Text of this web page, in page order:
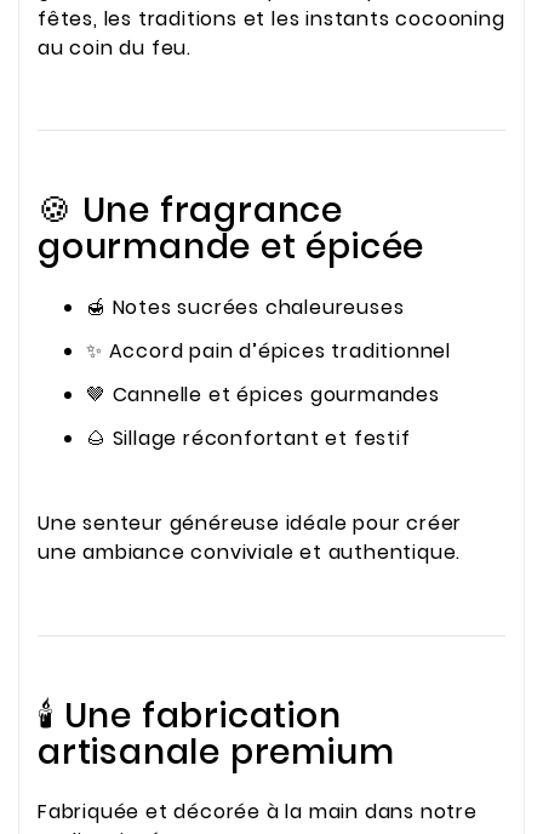
fêtes, les traditions et les instants cocooning
au coin du feu.
🍪 Une fragrance
gourmande et épicée
🍯 Notes sucrées chaleureuses
✨ Accord pain d’épices traditionnel
🤎 Cannelle et épices gourmandes
🌰 Sillage réconfortant et festif
Une senteur généreuse idéale pour créer
une ambiance conviviale et authentique.
🕯️ Une fabrication
artisanale premium
Fabriquée et décorée à la main dans notre